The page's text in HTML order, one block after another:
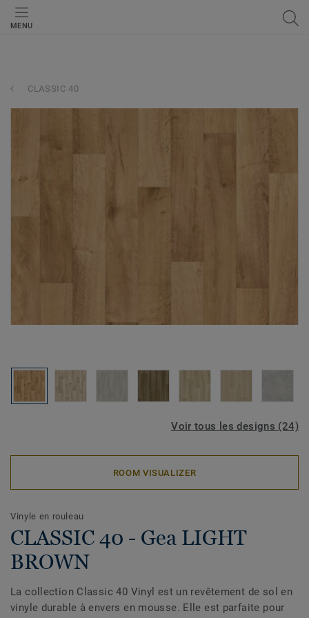
MENU
CLASSIC 40
Voir tous les designs (24)
ROOM VISUALIZER
Vinyle en rouleau
CLASSIC 40 - Gea LIGHT
BROWN
La collection Classic 40 Vinyl est un revêtement de sol en
vinyle durable à envers en mousse. Elle est parfaite pour